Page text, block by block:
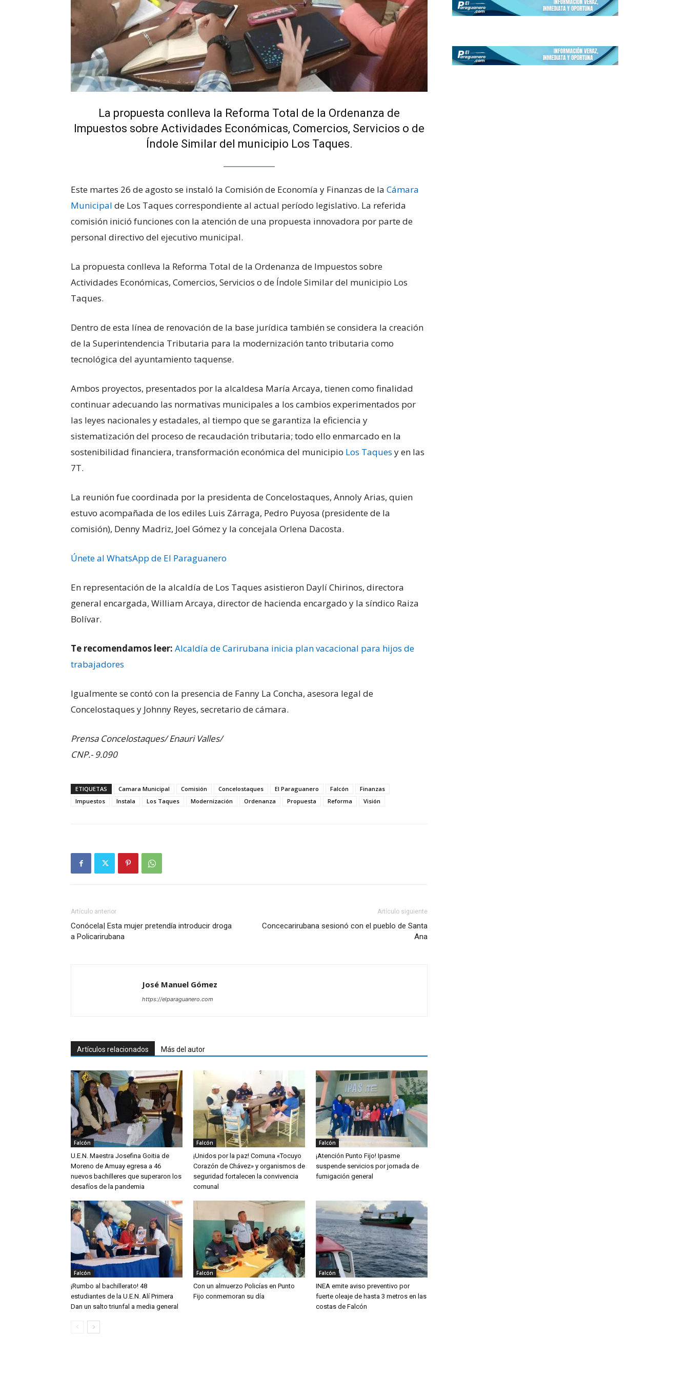
La propuesta conlleva la Reforma Total de la Ordenanza de
Impuestos sobre Actividades Económicas, Comercios, Servicios o de
Índole Similar del municipio Los Taques.
Este martes 26 de agosto se instaló la Comisión de Economía y Finanzas de la Cámara
Municipal de Los Taques correspondiente al actual período legislativo. La referida
comisión inició funciones con la atención de una propuesta innovadora por parte de
personal directivo del ejecutivo municipal.
La propuesta conlleva la Reforma Total de la Ordenanza de Impuestos sobre
Actividades Económicas, Comercios, Servicios o de Índole Similar del municipio Los
Taques.
Dentro de esta línea de renovación de la base jurídica también se considera la creación
de la Superintendencia Tributaria para la modernización tanto tributaria como
tecnológica del ayuntamiento taquense.
Ambos proyectos, presentados por la alcaldesa María Arcaya, tienen como finalidad
continuar adecuando las normativas municipales a los cambios experimentados por
las leyes nacionales y estadales, al tiempo que se garantiza la eficiencia y
sistematización del proceso de recaudación tributaria; todo ello enmarcado en la
sostenibilidad financiera, transformación económica del municipio Los Taques y en las
7T.
La reunión fue coordinada por la presidenta de Concelostaques, Annoly Arias, quien
estuvo acompañada de los ediles Luis Zárraga, Pedro Puyosa (presidente de la
comisión), Denny Madriz, Joel Gómez y la concejala Orlena Dacosta.
Únete al WhatsApp de El Paraguanero
En representación de la alcaldía de Los Taques asistieron Daylí Chirinos, directora
general encargada, William Arcaya, director de hacienda encargado y la síndico Raiza
Bolívar.
Te recomendamos leer: Alcaldía de Carirubana inicia plan vacacional para hijos de
trabajadores
Igualmente se contó con la presencia de Fanny La Concha, asesora legal de
Concelostaques y Johnny Reyes, secretario de cámara.
Prensa Concelostaques/ Enauri Valles/
CNP.- 9.090
ETIQUETAS Camara Municipal Comisión Concelostaques El Paraguanero Falcón
Finanzas
Impuestos
Instala Los Taques Modernización Ordenanza Propuesta Reforma Visión
Artículo anterior
Conócela| Esta mujer pretendía introducir droga
a Policarirubana‎
Artículo siguiente
Concecarirubana sesionó con el pueblo de Santa
Ana
José Manuel Gómez
https://elparaguanero.com
Artículos relacionados Más del autor
Falcón
U.E.N. Maestra Josefina Goitia de
Moreno de Amuay egresa a 46
nuevos bachilleres que superaron los
desafíos de la pandemia
Falcón
¡Unidos por la paz! Comuna «Tocuyo
Corazón de Chávez» y organismos de
seguridad fortalecen la convivencia
comunal
Falcón
¡Atención Punto Fijo! Ipasme
suspende servicios por jornada de
fumigación general
Falcón
¡Rumbo al bachillerato! 48
estudiantes de la U.E.N. Alí Primera
Dan un salto triunfal a media general
Falcón
Con un almuerzo Policías en Punto
Fijo conmemoran su día
Falcón
INEA emite aviso preventivo por
fuerte oleaje de hasta 3 metros en las
costas de Falcón